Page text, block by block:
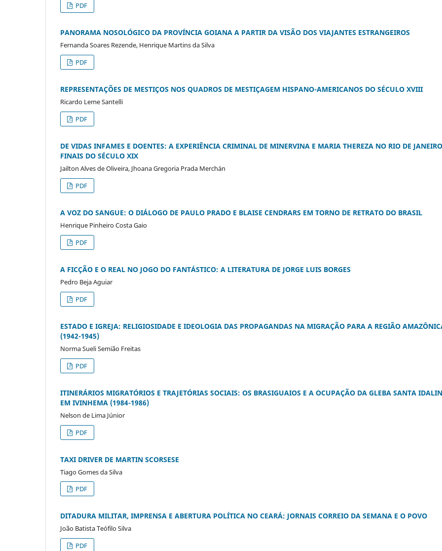
PDF
PANORAMA NOSOLÓGICO DA PROVÍNCIA GOIANA A PARTIR DA VISÃO DOS VIAJANTES ESTRANGEIROS
Fernanda Soares Rezende, Henrique Martins da Silva
PDF
REPRESENTAÇÕES DE MESTIÇOS NOS QUADROS DE MESTIÇAGEM HISPANO-AMERICANOS DO SÉCULO XVIII
Ricardo Leme Santelli
PDF
DE VIDAS INFAMES E DOENTES: A EXPERIÊNCIA CRIMINAL DE MINERVINA E MARIA THEREZA NO RIO DE
FINAIS DO SÉCULO XIX
Jailton Alves de Oliveira, Jhoana Gregoria Prada Merchán
PDF
A VOZ DO SANGUE: O DIÁLOGO DE PAULO PRADO E BLAISE CENDRARS EM TORNO DE RETRATO DO BRASIL
Henrique Pinheiro Costa Gaio
PDF
A FICÇÃO E O REAL NO JOGO DO FANTÁSTICO: A LITERATURA DE JORGE LUIS BORGES
Pedro Beja Aguiar
PDF
ESTADO E IGREJA: RELIGIOSIDADE E IDEOLOGIA DAS PROPAGANDAS NA MIGRAÇÃO PARA A REGIÃO
(1942-1945)
Norma Sueli Semião Freitas
PDF
ITINERÁRIOS MIGRATÓRIOS E TRAJETÓRIAS SOCIAIS: OS BRASIGUAIOS E A OCUPAÇÃO DA GLEBA SANTA
EM IVINHEMA (1984-1986)
Nelson de Lima Júnior
PDF
TAXI DRIVER DE MARTIN SCORSESE
Tiago Gomes da Silva
PDF
DITADURA MILITAR, IMPRENSA E ABERTURA POLÍTICA NO CEARÁ: JORNAIS CORREIO DA SEMANA E O POVO
João Batista Teófilo Silva
PDF